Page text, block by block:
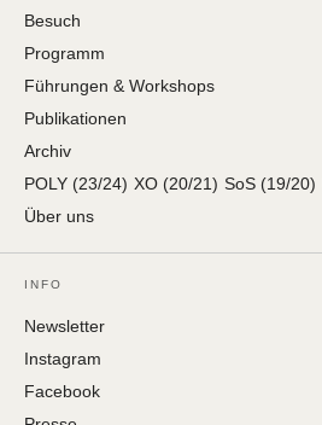
Besuch
Programm
Führungen & Workshops
Publikationen
Archiv
POLY (23/24) XO (20/21) SoS (19/20)
Über uns
INFO
Newsletter
Instagram
Facebook